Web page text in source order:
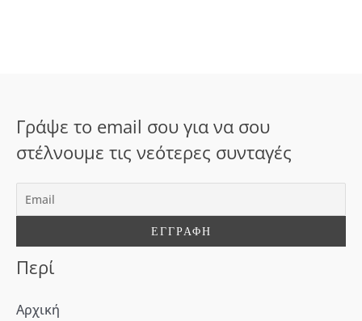
σ
α
Γράψε το email σου για να σου
στέλνουμε τις νεότερες συνταγές
Περί
Αρχική